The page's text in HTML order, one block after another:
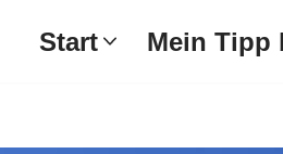
Start Mein Tipp